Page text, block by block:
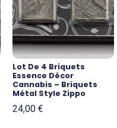
Lot De 4 Briquets
Essence Décor
Cannabis – Briquets
Métal Style Zippo
24,00 €